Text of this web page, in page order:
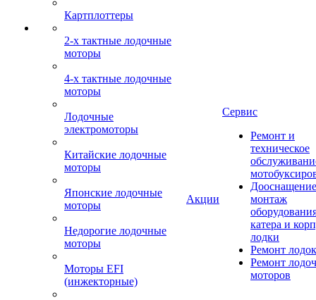
Картплоттеры
2-х тактные лодочные
моторы
4-х тактные лодочные
моторы
Лодочные
электромоторы
Китайские лодочные
моторы
Японские лодочные
моторы
Недорогие лодочные
моторы
Моторы EFI
(инжекторные)
Акции
Сервис
Ремонт и
техническое
монтаж
катера и
лодки
Ремонт
Ремонт
моторов